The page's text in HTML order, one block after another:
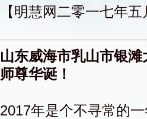
【明慧网二零一七年
山东威海市乳山市银
师尊华诞！
2017年是个不寻常的